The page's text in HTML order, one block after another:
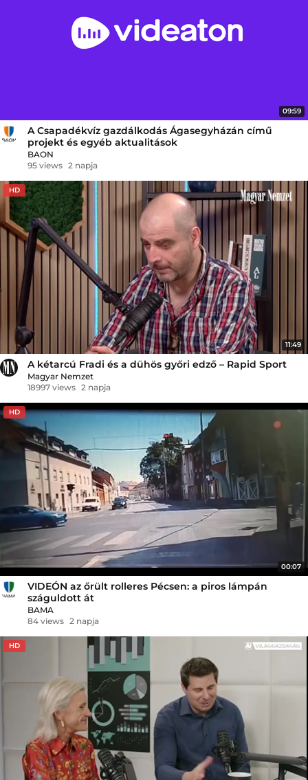
09:59
A Csapadékvíz gazdálkodás Ágasegyházán című
projekt és egyéb aktualitások
BAON
95 views 2 napja
HD
11:49
A kétarcú Fradi és a dühös győri edző – Rapid Sport
Magyar Nemzet
18997 views 2 napja
HD
00:07
VIDEÓN az őrült rolleres Pécsen: a piros lámpán
száguldott át
BAMA
84 views 2 napja
HD